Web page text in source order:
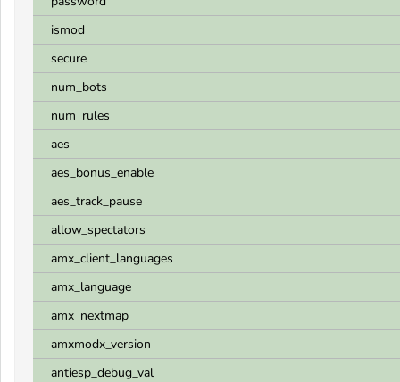
ismod
secure
num_bots
num_rules
aes
aes_bonus_enable
aes_track_pause
allow_spectators
amx_client_languages
amx_language
amx_nextmap
amxmodx_version
antiesp_debug_val